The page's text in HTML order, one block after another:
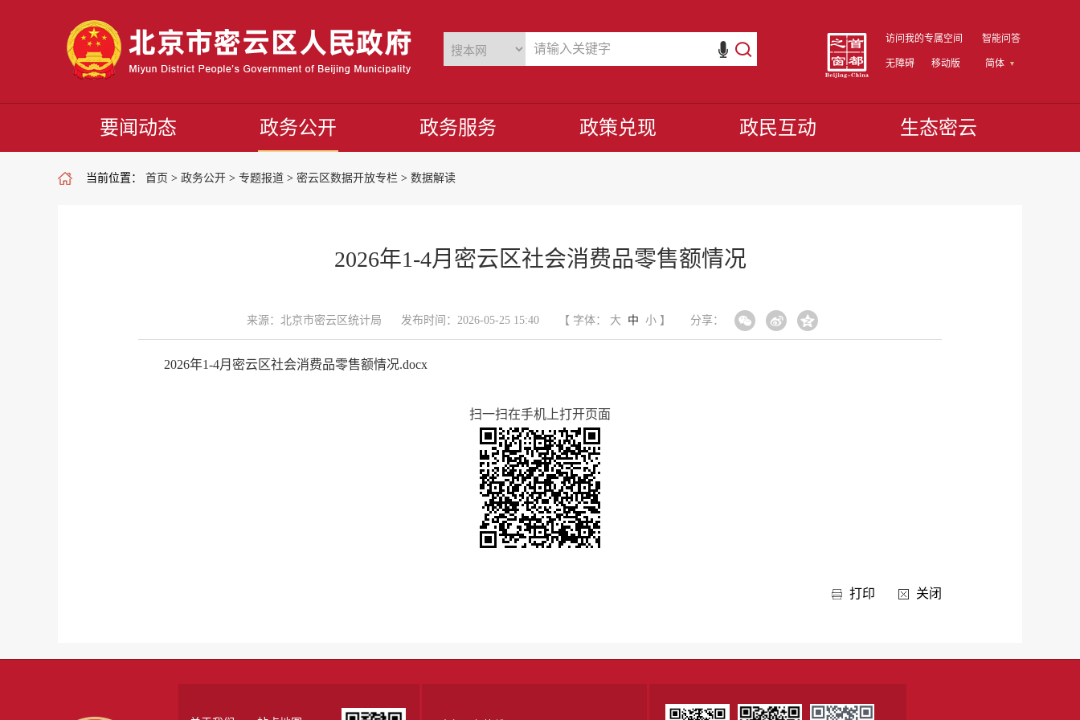
访问我的专属空间 智能问答
无障碍 移动版 简体
要闻动态 政务公开 政务服务 政策兑现 政民互动 生态密云
当前位置： 首页 > 政务公开 > 专题报道 > 密云区数据开放专栏 > 数据解读
2026年1-4月密云区社会消费品零售额情况
来源：北京市密云区统计局 发布时间：2026-05-25 15:40 【 字体： 大 中 小】 分享：
2026年1-4月密云区社会消费品零售额情况.docx
扫一扫在手机上打开页面
打印 关闭